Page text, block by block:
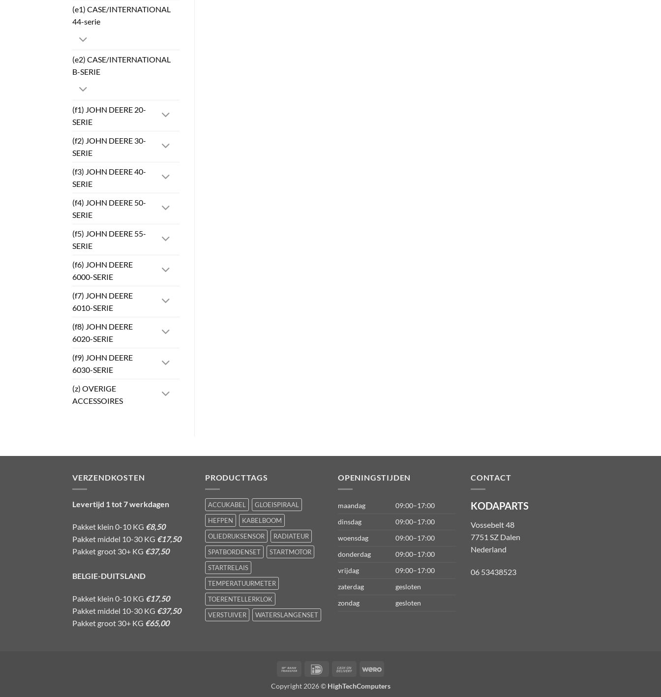
(e1) CASE/INTERNATIONAL
44-serie
(e2) CASE/INTERNATIONAL
B-SERIE
(f1) JOHN DEERE 20-
SERIE
(f2) JOHN DEERE 30-
SERIE
(f3) JOHN DEERE 40-
SERIE
(f4) JOHN DEERE 50-
SERIE
(f5) JOHN DEERE 55-
SERIE
(f6) JOHN DEERE
6000-SERIE
(f7) JOHN DEERE
6010-SERIE
(f8) JOHN DEERE
6020-SERIE
(f9) JOHN DEERE
6030-SERIE
(z) OVERIGE
ACCESSOIRES
VERZENDKOSTEN
Levertijd 1 tot 7 werkdagen
Pakket klein 0-10 KG €8,50
Pakket middel 10-30 KG €17,50
Pakket groot 30+ KG €37,50
BELGIE-DUITSLAND
Pakket klein 0-10 KG €17,50
Pakket middel 10-30 KG €37,50
Pakket groot 30+ KG €65,00
PRODUCTTAGS
ACCUKABEL
GLOEISPIRAAL
HEFPEN
KABELBOOM
OLIEDRUKSENSOR
RADIATEUR
SPATBORDENSET
STARTMOTOR
STARTRELAIS
TEMPERATUURMETER
TOERENTELLERKLOK
VERSTUIVER
WATERSLANGENSET
OPENINGSTIJDEN
maandag
09:00–17:00
dinsdag
09:00–17:00
woensdag
09:00–17:00
donderdag
09:00–17:00
vrijdag
09:00–17:00
zaterdag
gesloten
zondag
gesloten
CONTACT
KODAPARTS
Vossebelt 48
7751 SZ Dalen
Nederland
06 53438523
Bank
IDeal
Cash
Delivery
Wero
Copyright 2026 © HighTechComputers